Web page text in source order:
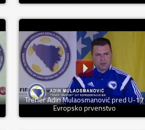
Trener Adin Mulaosmanović pred U-17
Evropsko prvenstvo